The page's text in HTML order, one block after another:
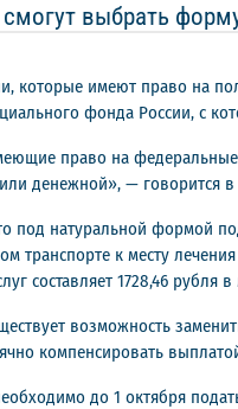
выбрать
которые имеют право на
фонда России, с
право на
денежной», — говорится в
под натуральной формой
транспорте к месту
составляет 1728,46 рубля в
возможность
компенсировать
до 1 октября